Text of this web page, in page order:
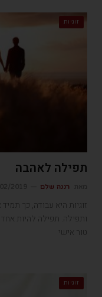
זוגיות
תפילה לאהבה
רננה שלם
זוגיות היא עבודה, כך
ותפילה. תפילה להיות
טור אישי
זוגיות